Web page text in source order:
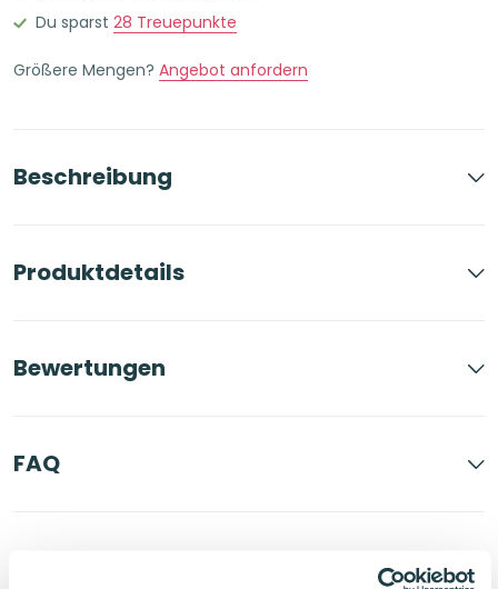
GelbDu sparst 28 Treuepunkte
Größere Mengen? Angebot anfordern
Beschreibung
Produktdetails
Bewertungen
FAQ